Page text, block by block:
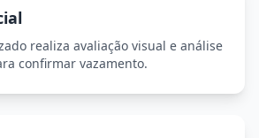
realiza avaliação visual e análise
confirmar vazamento.